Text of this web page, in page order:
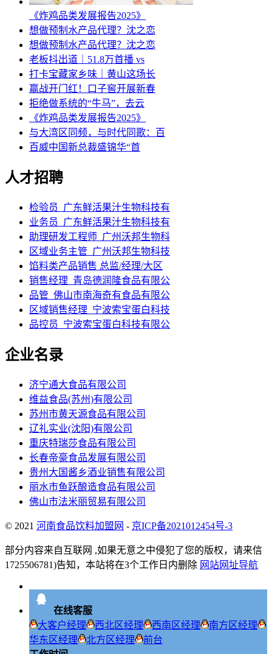
《炸鸡品类发展报告2025》
想做预制水产品代理？沈之恋
想做预制水产品代理？沈之恋
老板抖出道｜51.8万首播 vs
打卡宝藏家乡味｜黄山这场长
赢战开门红！口子窖开展新春
拒绝做系统的“牛马”，去云
《炸鸡品类发展报告2025》
与大湾区同频，与时代同歌：百
百威中国新总裁盛锦华“首
人才招聘
检验员_广东鲜活果汁生物科技有
业务员_广东鲜活果汁生物科技有
助理研发工程师_广州沃邦生物科
区域业务主管_广州沃邦生物科技
馅料类产品销售 总监/经理/大区
销售经理_青岛德润隆食品有限公
品管_佛山市南海奇有食品有限公
区域销售经理_宁波索宝蛋白科技
品控员_宁波索宝蛋白科技有限公
企业名录
济宁通大食品有限公司
维益食品(苏州)有限公司
苏州市黄天源食品有限公司
辽礼实业(沈阳)有限公司
重庆特瑞莎食品有限公司
长春帝豪食品发展有限公司
贵州大国酱乡酒业销售有限公司
丽水市鱼跃酿造食品有限公司
佛山市法米丽贸易有限公司
© 2021 河南食品饮料加盟网 - 京ICP备2021012454号-3
部分内容来自互联网 ,如果无意之中侵犯了您的版权，请来信
1725506781)告知，本站将在3个工作日内删除 网站网址导航
在线客服
大客户经理
西北区经理 西南区经理
南方区经理
华东区经理
北方区经理
前台